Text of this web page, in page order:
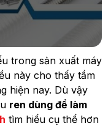
trong sản xuất máy
này cho thấy tầm
hiện nay. Dù vậy
ren dùng để làm
tìm hiểu cụ thể hơn